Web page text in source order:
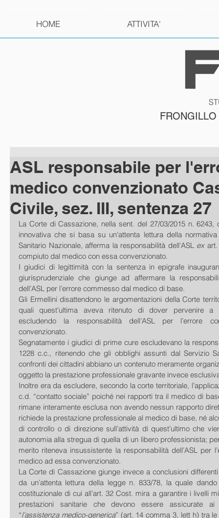
HOME ATTIVITA'
ASL responsabile per
medico convenzionato
Civile, sez. III, sentenza 27
La Corte di Cassazione, nella sent. del 27/03/2015 n. 6243,
innovativa che si basa su un'attenta lettura della
Sanitario Nazionale, afferma la responsabilità dell'ASL ex
compiuto dal medico con essa convenzionato.
I giudici di legittimità con la sentenza in epigrafe
giurisprudenziale che giunge ad affermare la
dell’ASL per l’errore commesso dal medico di base.
Gli Ermellini disattendono le argomentazioni della Corte
quali quest’ultima aveva ritenuto di dover pervenire a
escludendo la responsabilità dell’ASL per l’errore
convenzionato.
Segnatamente i giudici di prime cure escludevano la
1228 c.c., ritenendo che gli obblighi assunti dal Servizio
confronti dei cittadini abbiano un contenuto meramente
oggetto la prestazione professionale gravante invece
Inoltre era da escludere, secondo la corte territoriale,
c.d. “contatto sociale” poiché nei rapporti tra il medico di
rimane interamente esclusa non avendo nessun rapporto
richiede la prestazione professionale al medico di base, né
di controllo o di direzione sull’attività di quest’ultimo che
autonomia alla stregua di quella di un libero professionista;
merito riteneva insussistente la responsabilità dell’ASL per
medico ad essa convenzionato.
La Corte di Cassazione giunge invece a conclusioni
da un’attenta lettura della legge n. 833/78, la quale
costituzionale di cui all’art. 32 Cost. mira a garantire i livelli
prestazioni sanitarie che devono essere assicurate ai
“l’assistenza medico-generica” (art. 14 comma 3, lett h) tra